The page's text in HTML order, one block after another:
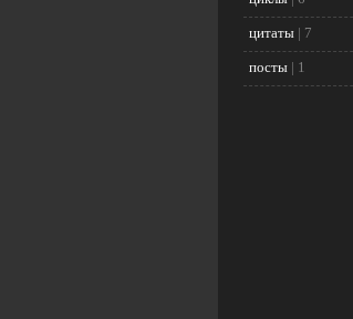
цитаты| 7
посты| 1